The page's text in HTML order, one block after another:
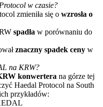
nagrody pieniężne
w czasie?
zmieniła się o wzrosła o
spadła w porównaniu do
znaczny spadek ceny w
na KRW?
konwertera na górze tej
Haedal Protocol na South
przykładów: